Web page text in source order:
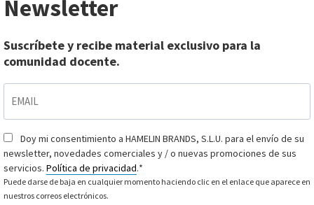
Newsletter
Suscríbete y recibe material exclusivo para la
comunidad docente.
Consentimiento*
Doy mi consentimiento a HAMELIN BRANDS, S.L.U. para el envío de su
newsletter, novedades comerciales y / o nuevas promociones de sus
servicios. Política de privacidad.*
Puede darse de baja en cualquier momento haciendo clic en el enlace que aparece en
nuestros correos electrónicos.